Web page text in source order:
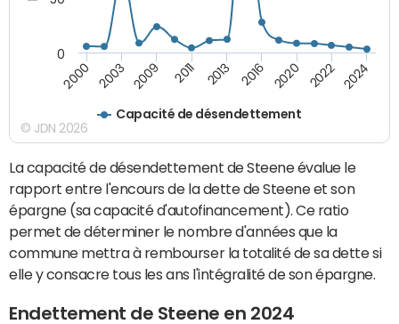
Capacité de désendettement
2000 2003 2009 2011 2013 2016 2020 2022 2024
0
© JDN 2026
La capacité de désendettement de Steene évalue le
rapport entre l'encours de la dette de Steene et son
épargne (sa capacité d'autofinancement). Ce ratio
permet de déterminer le nombre d'années que la
commune mettra à rembourser la totalité de sa dette si
elle y consacre tous les ans l'intégralité de son épargne.
Endettement de Steene en 2024